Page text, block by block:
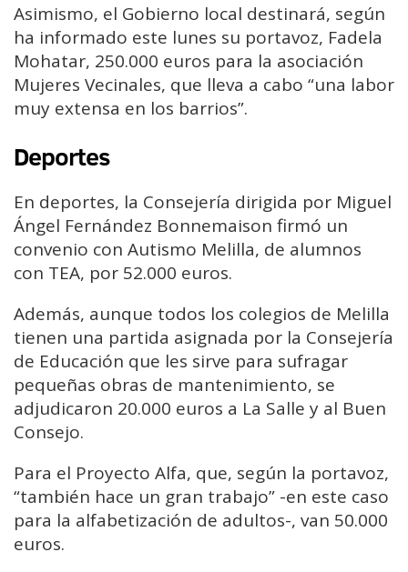
Asimismo, el Gobierno local destinará, según
ha informado este lunes su portavoz, Fadela
Mohatar, 250.000 euros para la asociación
Mujeres Vecinales, que lleva a cabo “una labor
muy extensa en los barrios”.
Deportes
En deportes, la Consejería dirigida por Miguel
Ángel Fernández Bonnemaison firmó un
convenio con Autismo Melilla, de alumnos
con TEA, por 52.000 euros.
Además, aunque todos los colegios de Melilla
tienen una partida asignada por la Consejería
de Educación que les sirve para sufragar
pequeñas obras de mantenimiento, se
adjudicaron 20.000 euros a La Salle y al Buen
Consejo.
Para el Proyecto Alfa, que, según la portavoz,
“también hace un gran trabajo” -en este caso
para la alfabetización de adultos-, van 50.000
euros.